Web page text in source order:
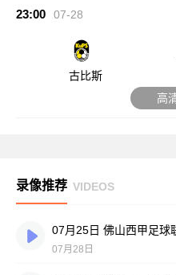
23:00 07-28
古比斯
高
录像推荐 VIDEOS
07月28日